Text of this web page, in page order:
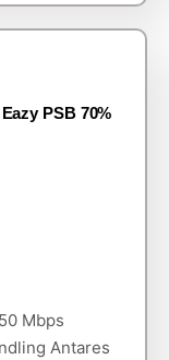
PSB 70%
Mbps
Antares